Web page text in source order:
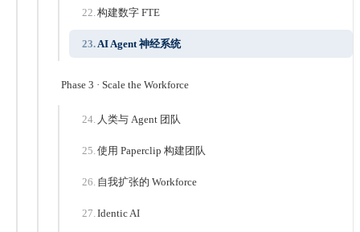
构建数字 FTE
AI Agent 神经系统
Phase 3 · Scale the Workforce
人类与 Agent 团队
使用 Paperclip 构建团队
自我扩张的 Workforce
Identic AI